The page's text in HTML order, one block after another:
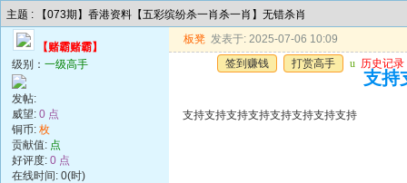
主题 : 【073期】香港资料【五彩缤纷杀一肖杀一肖】无错杀肖
【赌霸赌霸】
级别： 一级高手
发帖:
威望: 0 点
铜币: 枚
贡献值: 点
好评度: 0 点
在线时间: 0(时)
板凳 发表于: 2025-07-06 10:09
签到赚钱
打赏高手 u 历史记录
支持
支持支持支持支持支持支持支持支持